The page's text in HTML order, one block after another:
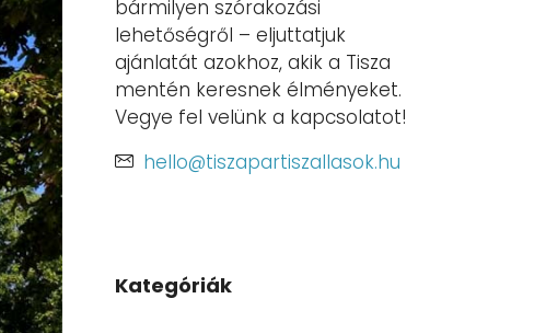
bármilyen szórakozási
lehetőségről – eljuttatjuk
ajánlatát azokhoz, akik a Tisza
mentén keresnek élményeket.
Vegye fel velünk a kapcsolatot!
hello@tiszapartiszallasok.hu
Kategóriák